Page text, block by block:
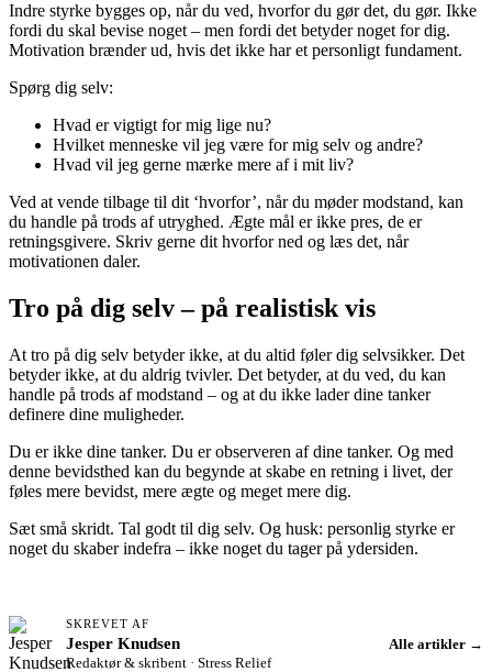
Indre styrke bygges op, når du ved, hvorfor du gør det, du gør. Ikke
fordi du skal bevise noget – men fordi det betyder noget for dig.
Motivation brænder ud, hvis det ikke har et personligt fundament.
Spørg dig selv:
Hvad er vigtigt for mig lige nu?
Hvilket menneske vil jeg være for mig selv og andre?
Hvad vil jeg gerne mærke mere af i mit liv?
Ved at vende tilbage til dit ‘hvorfor’, når du møder modstand, kan
du handle på trods af utryghed. Ægte mål er ikke pres, de er
retningsgivere. Skriv gerne dit hvorfor ned og læs det, når
motivationen daler.
Tro på dig selv – på realistisk vis
At tro på dig selv betyder ikke, at du altid føler dig selvsikker. Det
betyder ikke, at du aldrig tvivler. Det betyder, at du ved, du kan
handle på trods af modstand – og at du ikke lader dine tanker
definere dine muligheder.
Du er ikke dine tanker. Du er observeren af dine tanker. Og med
denne bevidsthed kan du begynde at skabe en retning i livet, der
føles mere bevidst, mere ægte og meget mere dig.
Sæt små skridt. Tal godt til dig selv. Og husk: personlig styrke er
noget du skaber indefra – ikke noget du tager på ydersiden.
SKREVET AF
Jesper Knudsen
Redaktør & skribent · Stress Relief
Alle artikler →